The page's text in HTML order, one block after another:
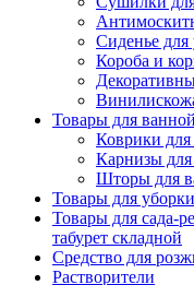
Сиденье для
Короба и
Товары для
Коврики
Карнизы
Шторы для
Товары для уборки
Товары для сада-
табурет складной
Средство для
Растворители